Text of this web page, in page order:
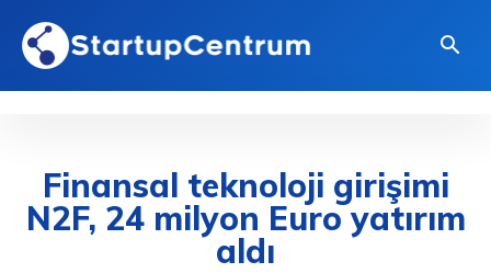
Finansal teknoloji girişimi
N2F, 24 milyon Euro yatırım
aldı